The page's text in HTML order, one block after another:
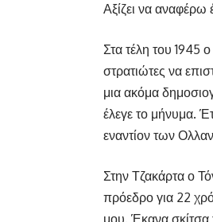
Αξίζει να αναφέρω
Στα τέλη του 1945
στρατιώτες να
μια ακόμα
έλεγε το μήνυμα.
εναντίον των
Στην Τζακάρτα ο
πρόεδρο για 22
μου. Έκανα σκίτσα